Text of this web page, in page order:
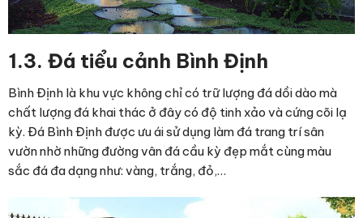
1.3. Đá tiểu cảnh Bình Định
Bình Định là khu vực không chỉ có trữ lượng đá dồi dào mà
chất lượng đá khai thác ở đây có độ tinh xảo và cứng cõi lạ
kỳ. Đá Bình Định được ưu ái sử dụng làm đá trang trí sân
vườn nhờ những đường vân đá cầu kỳ đẹp mắt cùng màu
sắc đá đa dạng như: vàng, trắng, đỏ,…